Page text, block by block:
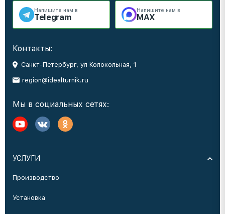
Напишите нам в
Telegram
Напишите нам в
MAX
Контакты:
Санкт-Петербург, ул Колокольная, 1
region@idealturnik.ru
Мы в социальных сетях:
УСЛУГИ
Производство
Установка